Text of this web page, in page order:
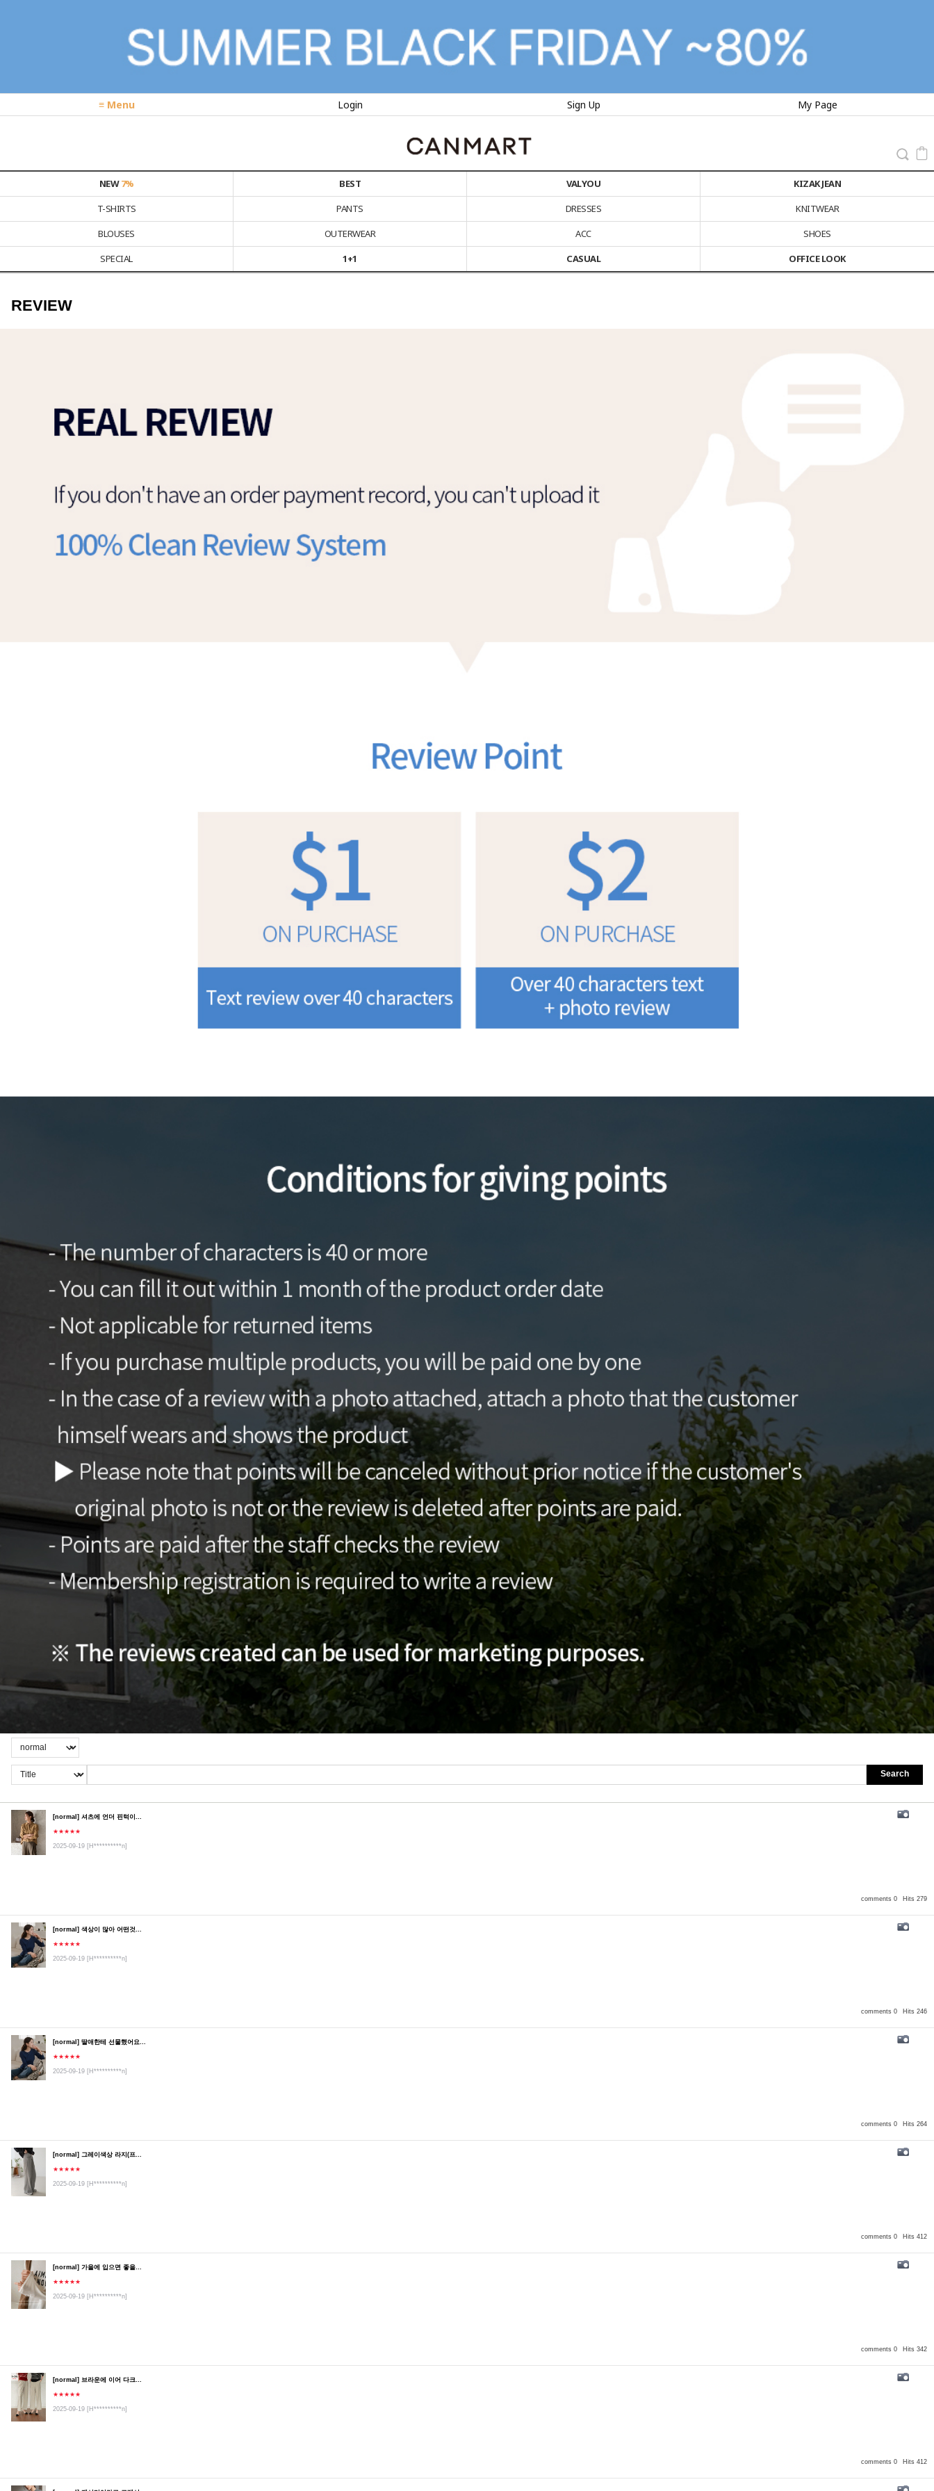
≡ Menu Login Sign Up My Page
NEW7% BEST VALYOU
KIZAK JEAN
T-SHIRTS
PANTS DRESSES
KNITWEAR
BLOUSES
OUTERWEAR ACC
SHOES
SPECIAL
1+1 CASUAL OFFICE LOOK
REVIEW
Search
comments 0 Hits 279
[normal] 셔츠에 언더 핀턱이...
★★★★★
2025-09-19 [H**********n]
comments 0 Hits 246
[normal] 색상이 많아 어떤것...
★★★★★
2025-09-19 [H**********n]
comments 0 Hits 264
[normal] 딸애한테 선물했어요...
★★★★★
2025-09-19 [H**********n]
comments 0 Hits 412
[normal] 그레이색상 라지(프...
★★★★★
2025-09-19 [H**********n]
comments 0 Hits 342
[normal] 가을에 입으면 좋을...
★★★★★
2025-09-19 [H**********n]
comments 0 Hits 412
[normal] 브라운에 이어 다크...
★★★★★
2025-09-19 [H**********n]